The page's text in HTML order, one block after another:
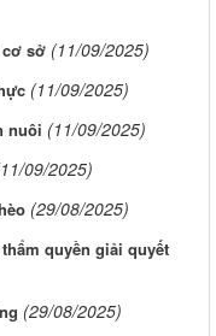
cơ sở (11/09/2025)
(11/09/2025)
nuôi (11/09/2025)
09/2025)
(29/08/2025)
quyền giải quyết
(29/08/2025)